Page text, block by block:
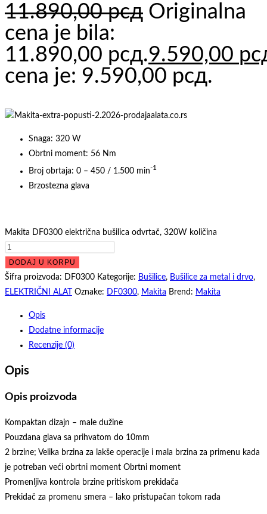
11.890,00рсд Originalna
cena je bila:
11.890,00 рсд.9.590,00
cena je: 9.590,00 рсд.
Snaga: 320 W
Obrtni moment: 56 Nm
Broj obrtaja: 0 – 450 / 1.500 min-1
Brzostezna glava
Makita DF0300 električna bušilica odvrtač, 320W količina
DODAJ U KORPU
Šifra proizvoda:
DF0300 Kategorije: Bušilice, Bušilice za metal i drvo,
ELEKTRIČNI ALAT
Oznake: DF0300, Makita Brend: Makita
Opis
Dodatne informacije
Recenzije (0)
Opis
Opis proizvoda
Kompaktan dizajn – male dužine
Pouzdana glava sa prihvatom do 10mm
2 brzine; Velika brzina za lakše operacije i mala brzina za primenu kada
je potreban veći obrtni moment Obrtni moment
Promenljiva kontrola brzine pritiskom prekidača
Prekidač za promenu smera – lako pristupačan tokom rada